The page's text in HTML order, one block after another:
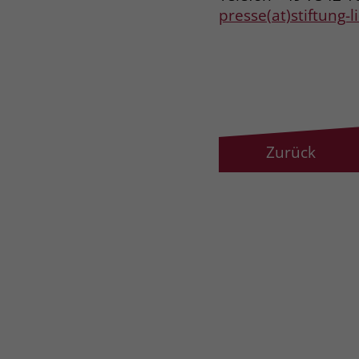
presse(at)stiftung-
Zurück